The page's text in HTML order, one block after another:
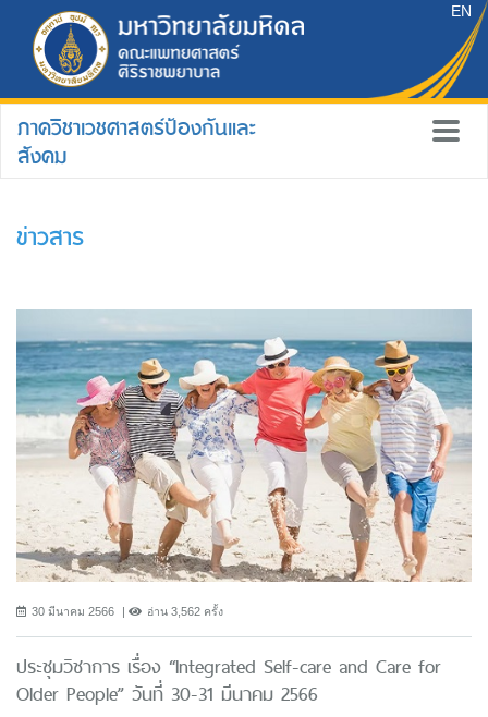
EN
ภาควิชาเวชศาสตร์ป้องกันและ
สังคม
ข่าวสาร
30 มีนาคม 2566 อ่าน 3,562 ครั้ง
ประชุมวิชาการ เรื่อง “Integrated Self-care and Care for
Older People” วันที่ 30-31 มีนาคม 2566